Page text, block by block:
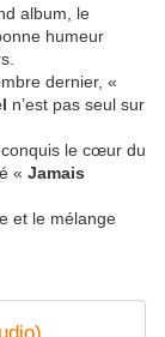
album, le
humeur
dernier, «
n’est pas seul sur
le cœur du
« Jamais
et le mélange